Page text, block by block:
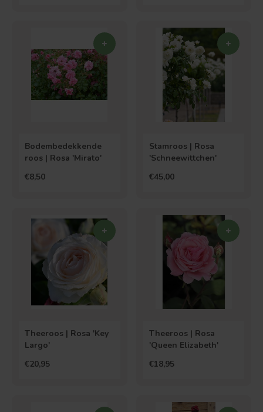
Bodembedekkende
roos | Rosa 'Mirato'
€8,50
Stamroos | Rosa
'Schneewittchen'
€45,00
Theeroos | Rosa 'Key
Largo'
€20,95
Theeroos | Rosa
'Queen Elizabeth'
€18,95